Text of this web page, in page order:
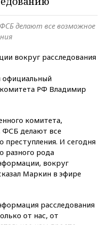
делают все возможное
вокруг расследования
официальный
РФ Владимир
комитета,
делают все
преступления. И сегодня
разного рода
вокруг
Маркин в эфире
расследования
от нас, от